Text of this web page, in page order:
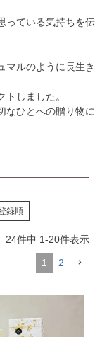
っている気持ちを伝
マルのように長生き
しました。
なひとへの贈り物に
録順
24件中 1-20件表示
1 2